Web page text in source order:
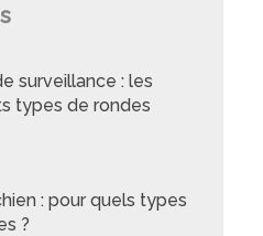
surveillance : les
types de rondes
: pour quels types
?